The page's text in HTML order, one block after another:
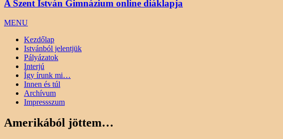
A Szent István Gimnázium online diáklapja
MENU
Kezdőlap
Istvánból jelentjük
Pályázatok
Interjú
Így írunk mi…
Innen és túl
Archívum
Impressszum
Amerikából jöttem…